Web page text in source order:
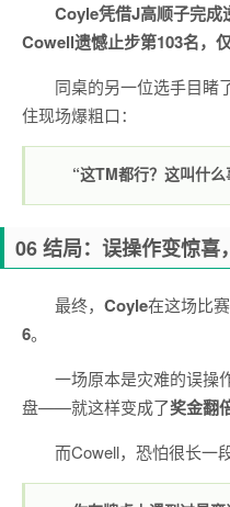
Coyle凭借J高顺子完成
Cowell遗憾止步第103名，
同桌的另一位选手目睹
住现场爆粗口：
“这TM都行？这叫什
06 结局：误操作变惊喜
最终， Coyle在这场比
6。
一场原本是灾难的误
盘——就这样变成了奖金翻
而Cowell，恐怕很长一